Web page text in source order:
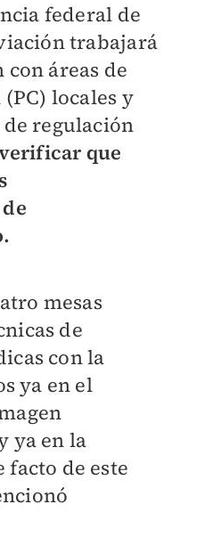
federal de
trabajará
áreas de
locales y
regulación
erificar que
mesas
de
con la
ya en el
ya en la
de este